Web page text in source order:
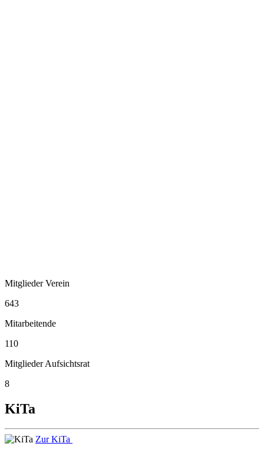
Mitglieder Verein
643
Mitarbeitende
110
Mitglieder Aufsichtsrat
8
KiTa
Zur KiTa